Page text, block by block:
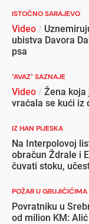
ISTOČNO SARAJEVO
Video /
ubistva Davora
psa
"AVAZ" SAZNAJE
Video / Žena koja
vraćala se kući iz
IZ HAN PIJESKA
Na Interpolovoj
obračun Ždrale i
čuvati stoku,
POŽAR U GRUJIČIĆIMA
Povratniku u
od milion KM: